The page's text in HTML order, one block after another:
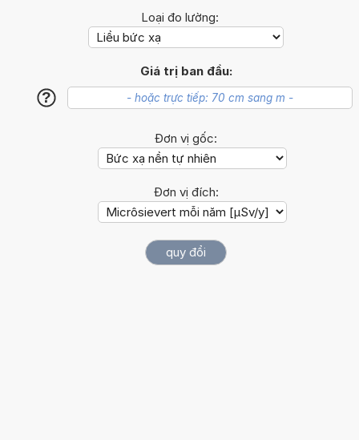
Loại đo lường:
Giá trị ban đầu:
?
Đơn vị gốc:
Đơn vị đích: